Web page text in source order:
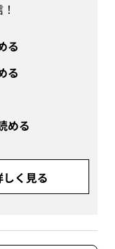
る
る
める
く見る